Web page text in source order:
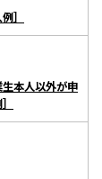
］
本人以外が申